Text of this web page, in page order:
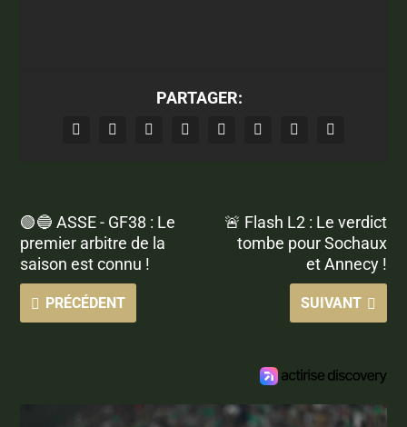
PARTAGER:
🟢🔵 ASSE - GF38 : Le
premier arbitre de la
saison est connu !
PRÉCÉDENT
🚨 Flash L2 : Le verdict
tombe pour Sochaux
et Annecy !
SUIVANT